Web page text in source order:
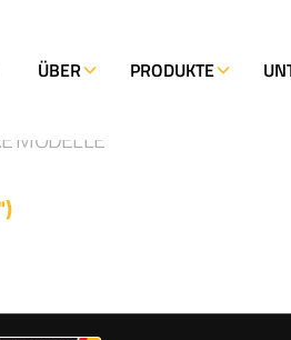
ÜBER PRODUKTE
Schwenkfunktion zum
MODELLE